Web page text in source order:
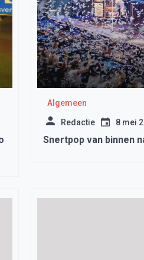
Algemeen
Redactie 8 mei
Snertpop van binnen